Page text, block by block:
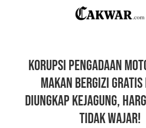
Korupsi Pengadaan
Makan Bergizi Gratis
Diungkap Kejagung,
Tidak Wajar!